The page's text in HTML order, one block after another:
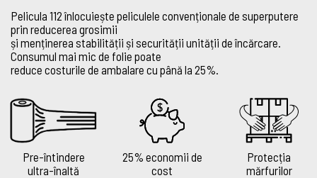
Pelicula 112 înlocuiește peliculele convenționale de superputere
prin reducerea grosimii
și menținerea stabilității și securității unității de încărcare.
Consumul mai mic de folie poate
reduce costurile de ambalare cu până la 25%.
Pre-întindere
ultra-înaltă
25% economii de
cost
Protecția
mărfurilor